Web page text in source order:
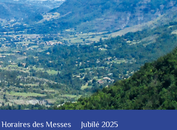
Horaires des Messes Jubilé 2025